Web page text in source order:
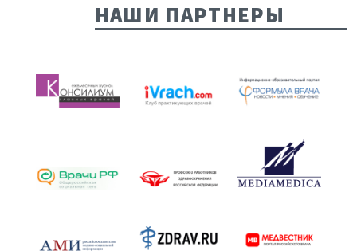
НАШИ ПАРТНЕРЫ